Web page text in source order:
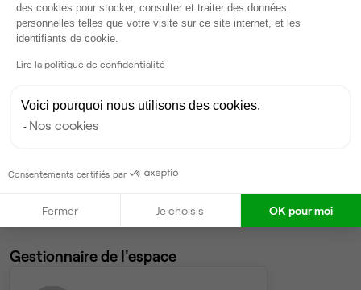
5postes • 18 m²
2 700 €
Gestionnaire de l'espace
des cookies pour stocker, consulter et traiter des données
personnelles telles que votre visite sur ce site internet, et les
identifiants de cookie.
Lire la politique de confidentialité
Voici pourquoi nous utilisons des cookies.
Nos cookies
Consentements certifiés par
Fermer Je choisis OK pour moi